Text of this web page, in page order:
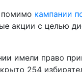
помимо кампании
акции с целью
имели право
254